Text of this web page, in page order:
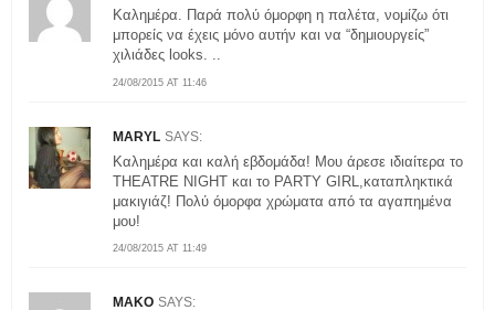
24/08/2015 AT 11:46
Καλημέρα. Παρά πολύ όμορφη η παλέτα, νομίζω ότι
μπορείς να έχεις μόνο αυτήν και να “δημιουργείς”
χιλιάδες looks. ..
MARYL SAYS:
24/08/2015 AT 11:49
Καλημέρα και καλή εβδομάδα! Μου άρεσε ιδιαίτερα το
THEATRE NIGHT και το PARTY GIRL,καταπληκτικά
μακιγιάζ! Πολύ όμορφα χρώματα από τα αγαπημένα
μου!
MAKO SAYS: